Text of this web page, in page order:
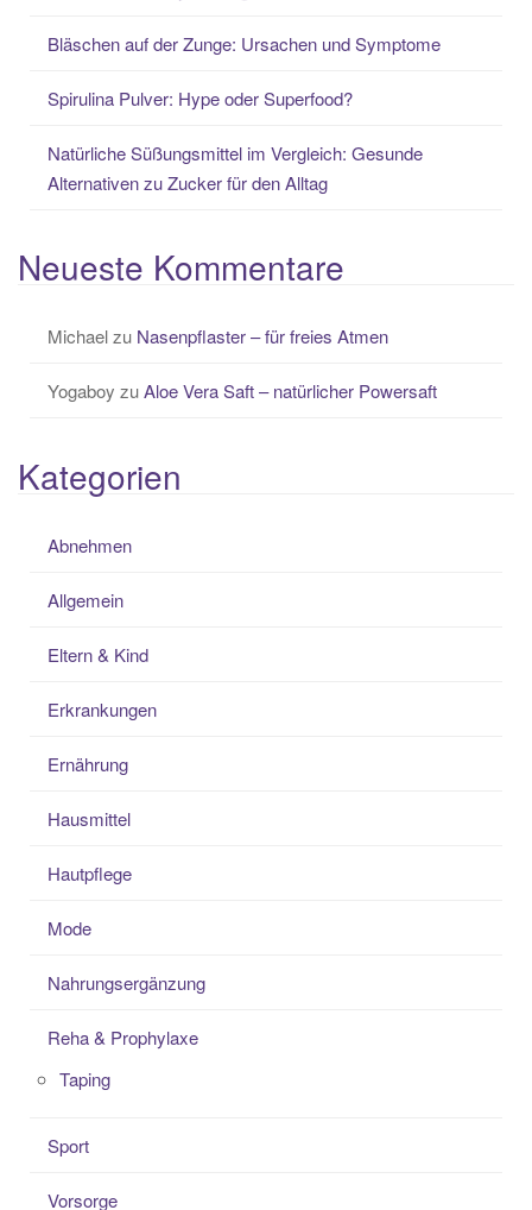
Bläschen auf der Zunge: Ursachen und Symptome
Spirulina Pulver: Hype oder Superfood?
Natürliche Süßungsmittel im Vergleich: Gesunde
Alternativen zu Zucker für den Alltag
Neueste Kommentare
Michaelzu Nasenpflaster – für freies Atmen
Yogaboy zuAloe Vera Saft – natürlicher Powersaft
Kategorien
Abnehmen
Allgemein
Eltern & Kind
Erkrankungen
Ernährung
Hausmittel
Hautpflege
Mode
Nahrungsergänzung
Reha & Prophylaxe
Taping
Sport
Vorsorge